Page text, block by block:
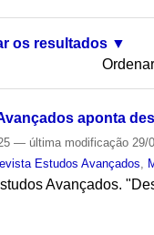
os resultados
aponta
— última modificação 29/
Estudos Avançados
Avançados.